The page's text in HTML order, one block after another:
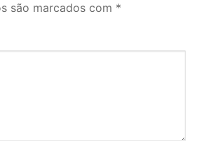
são marcados com *